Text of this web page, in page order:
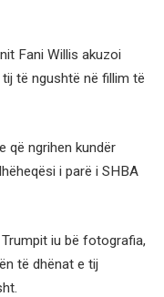
Fani Willis akuzoi
të ngushtë në fillim të
që ngrihen kundër
i parë i SHBA
iu bë fotografia,
të dhënat e tij